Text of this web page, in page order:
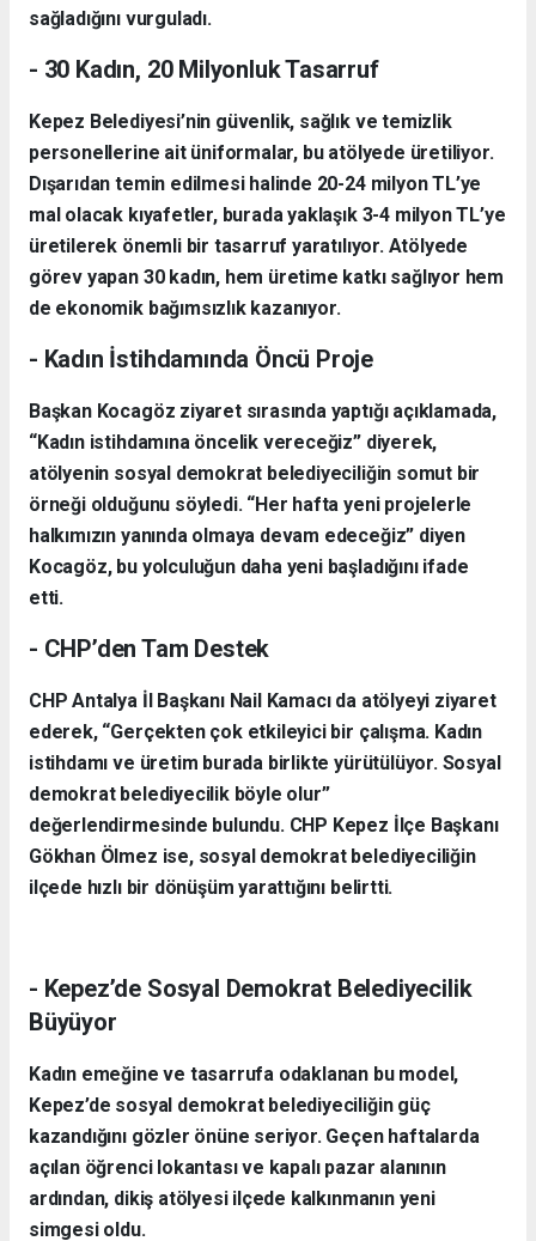
sağladığını vurguladı.
- 30 Kadın, 20 Milyonluk Tasarruf
Kepez Belediyesi’nin güvenlik, sağlık ve temizlik
personellerine ait üniformalar, bu atölyede üretiliyor.
Dışarıdan temin edilmesi halinde 20-24 milyon TL’ye
mal olacak kıyafetler, burada yaklaşık 3-4 milyon TL’ye
üretilerek önemli bir tasarruf yaratılıyor. Atölyede
görev yapan 30 kadın, hem üretime katkı sağlıyor hem
de ekonomik bağımsızlık kazanıyor.
- Kadın İstihdamında Öncü Proje
Başkan Kocagöz ziyaret sırasında yaptığı açıklamada,
“Kadın istihdamına öncelik vereceğiz” diyerek,
atölyenin sosyal demokrat belediyeciliğin somut bir
örneği olduğunu söyledi. “Her hafta yeni projelerle
halkımızın yanında olmaya devam edeceğiz” diyen
Kocagöz, bu yolculuğun daha yeni başladığını ifade
etti.
- CHP’den Tam Destek
CHP Antalya İl Başkanı Nail Kamacı da atölyeyi ziyaret
ederek, “Gerçekten çok etkileyici bir çalışma. Kadın
istihdamı ve üretim burada birlikte yürütülüyor. Sosyal
demokrat belediyecilik böyle olur”
değerlendirmesinde bulundu. CHP Kepez İlçe Başkanı
Gökhan Ölmez ise, sosyal demokrat belediyeciliğin
ilçede hızlı bir dönüşüm yarattığını belirtti.
- Kepez’de Sosyal Demokrat Belediyecilik
Büyüyor
Kadın emeğine ve tasarrufa odaklanan bu model,
Kepez’de sosyal demokrat belediyeciliğin güç
kazandığını gözler önüne seriyor. Geçen haftalarda
açılan öğrenci lokantası ve kapalı pazar alanının
ardından, dikiş atölyesi ilçede kalkınmanın yeni
simgesi oldu.